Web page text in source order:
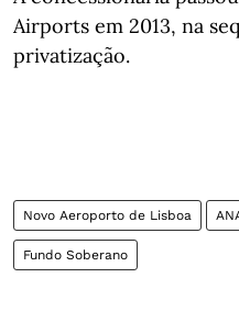
Airports em 2013, na
privatização.
Novo Aeroporto de Lisboa
Fundo Soberano